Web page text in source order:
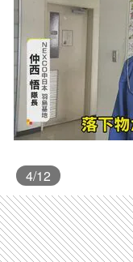
4/12